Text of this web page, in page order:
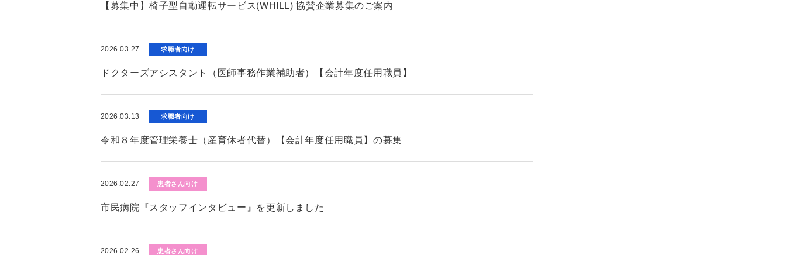
【募集中】椅子型自動運転サービス(WHILL) 協賛企業募集のご案内
2026.03.27 求職者向け
ドクターズアシスタント（医師事務作業補助者）【会計年度任用職員】
2026.03.13 求職者向け
令和８年度管理栄養士（産育休者代替）【会計年度任用職員】の募集
2026.02.27 患者さん向け
市民病院『スタッフインタビュー』を更新しました
2026.02.26 患者さん向け